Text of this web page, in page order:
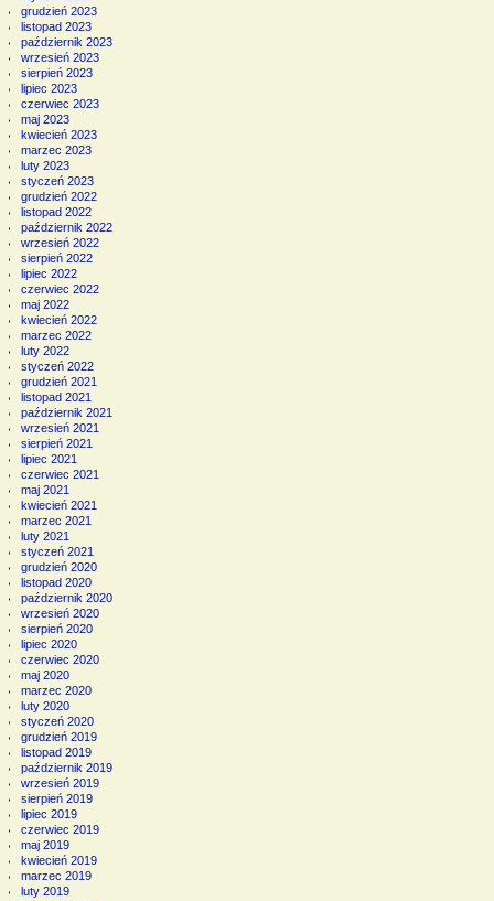
grudzień 2023
listopad 2023
październik 2023
wrzesień 2023
sierpień 2023
lipiec 2023
czerwiec 2023
maj 2023
kwiecień 2023
marzec 2023
luty 2023
styczeń 2023
grudzień 2022
listopad 2022
październik 2022
wrzesień 2022
sierpień 2022
lipiec 2022
czerwiec 2022
maj 2022
kwiecień 2022
marzec 2022
luty 2022
styczeń 2022
grudzień 2021
listopad 2021
październik 2021
wrzesień 2021
sierpień 2021
lipiec 2021
czerwiec 2021
maj 2021
kwiecień 2021
marzec 2021
luty 2021
styczeń 2021
grudzień 2020
listopad 2020
październik 2020
wrzesień 2020
sierpień 2020
lipiec 2020
czerwiec 2020
maj 2020
marzec 2020
luty 2020
styczeń 2020
grudzień 2019
listopad 2019
październik 2019
wrzesień 2019
sierpień 2019
lipiec 2019
czerwiec 2019
maj 2019
kwiecień 2019
marzec 2019
luty 2019